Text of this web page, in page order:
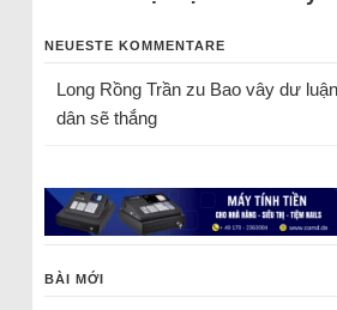
NEUESTE KOMMENTARE
Long Rồng Trầnzu Bao vây dư
dân sẽ thắng
BÀI MỚI